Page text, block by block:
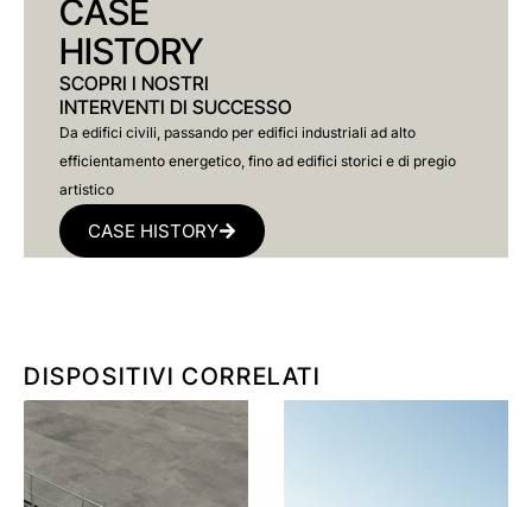
CASE
HISTORY
SCOPRI I NOSTRI
INTERVENTI DI SUCCESSO
Da edifici civili, passando per edifici industriali ad alto
efficientamento energetico, fino ad edifici storici e di pregio
artistico
CASE HISTORY
DISPOSITIVI CORRELATI